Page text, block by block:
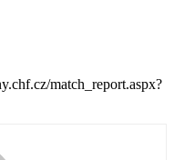
match_report.aspx?